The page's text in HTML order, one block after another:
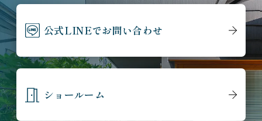
公式LINEでお問い合わせ
ショールーム